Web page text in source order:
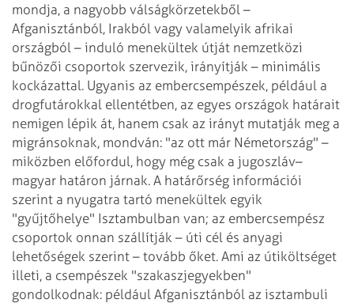
mondja, a nagyobb válságkörzetekből –
Afganisztánból, Irakból vagy valamelyik afrikai
országból – induló menekültek útját nemzetközi
bűnözői csoportok szervezik, irányítják – minimális
kockázattal. Ugyanis az embercsempészek, például a
drogfutárokkal ellentétben, az egyes országok határait
nemigen lépik át, hanem csak az irányt mutatják meg a
migránsoknak, mondván: "az ott már Németország" –
miközben előfordul, hogy még csak a jugoszláv–
magyar határon járnak. A határőrség információi
szerint a nyugatra tartó menekültek egyik
"gyűjtőhelye" Isztambulban van; az embercsempész
csoportok onnan szállítják – úti cél és anyagi
lehetőségek szerint – tovább őket. Ami az útiköltséget
illeti, a csempészek "szakaszjegyekben"
gondolkodnak: például Afganisztánból az isztambuli